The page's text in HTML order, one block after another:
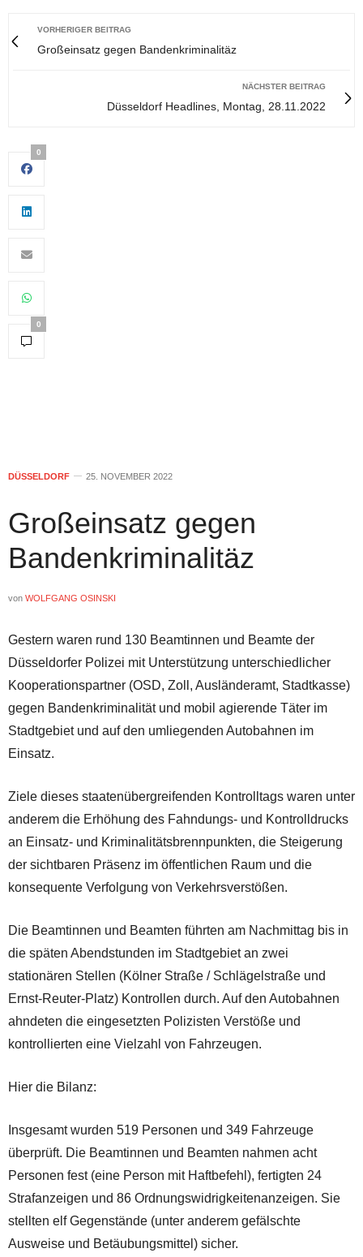
VORHERIGER BEITRAG
Großeinsatz gegen Bandenkriminalitäz
NÄCHSTER BEITRAG
Düsseldorf Headlines, Montag, 28.11.2022
0
0
DÜSSELDORF 25. NOVEMBER 2022
Großeinsatz gegen
Bandenkriminalitäz
von WOLFGANG OSINSKI
Gestern waren rund 130 Beamtinnen und Beamte der
Düsseldorfer Polizei mit Unterstützung unterschiedlicher
Kooperationspartner (OSD, Zoll, Ausländeramt, Stadtkasse)
gegen Bandenkriminalität und mobil agierende Täter im
Stadtgebiet und auf den umliegenden Autobahnen im
Einsatz.
Ziele dieses staatenübergreifenden Kontrolltags waren unter
anderem die Erhöhung des Fahndungs- und Kontrolldrucks
an Einsatz- und Kriminalitätsbrennpunkten, die Steigerung
der sichtbaren Präsenz im öffentlichen Raum und die
konsequente Verfolgung von Verkehrsverstößen.
Die Beamtinnen und Beamten führten am Nachmittag bis in
die späten Abendstunden im Stadtgebiet an zwei
stationären Stellen (Kölner Straße / Schlägelstraße und
Ernst-Reuter-Platz) Kontrollen durch. Auf den Autobahnen
ahndeten die eingesetzten Polizisten Verstöße und
kontrollierten eine Vielzahl von Fahrzeugen.
Hier die Bilanz:
Insgesamt wurden 519 Personen und 349 Fahrzeuge
überprüft. Die Beamtinnen und Beamten nahmen acht
Personen fest (eine Person mit Haftbefehl), fertigten 24
Strafanzeigen und 86 Ordnungswidrigkeitenanzeigen. Sie
stellten elf Gegenstände (unter anderem gefälschte
Ausweise und Betäubungsmittel) sicher.